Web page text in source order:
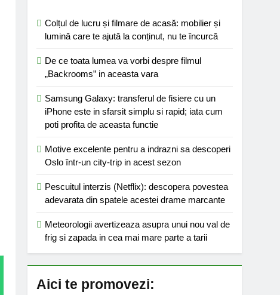
Colțul de lucru și filmare de acasă: mobilier și
lumină care te ajută la conținut, nu te încurcă
De ce toata lumea va vorbi despre filmul
„Backrooms” in aceasta vara
Samsung Galaxy: transferul de fisiere cu un
iPhone este in sfarsit simplu si rapid; iata cum
poti profita de aceasta functie
Motive excelente pentru a indrazni sa descoperi
Oslo într-un city-trip in acest sezon
Pescuitul interzis (Netflix): descopera povestea
adevarata din spatele acestei drame marcante
Meteorologii avertizeaza asupra unui nou val de
frig si zapada in cea mai mare parte a tarii
Aici te promovezi: